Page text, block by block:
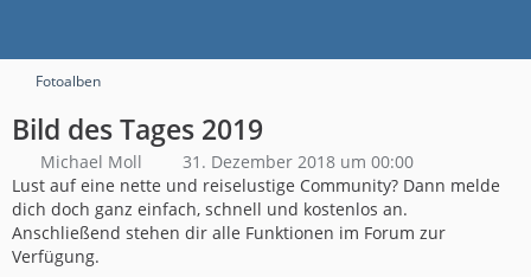
Fotoalben
Bild des Tages 2019
Michael Moll
31. Dezember 2018 um 00:00
Lust auf eine nette und reiselustige Community? Dann melde
dich doch ganz einfach, schnell und kostenlos an.
Anschließend stehen dir alle Funktionen im Forum zur
Verfügung.